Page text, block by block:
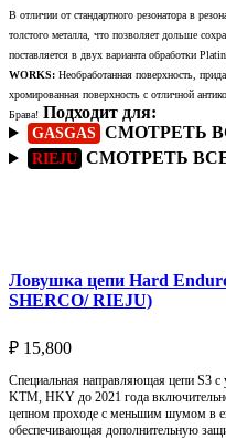
В отличии от стандартного резонатора в
толстого металла, что позволяет дольше
поставляется в двух варианта обработки
WORKS: Необработанная поверхность,
хромированная поверхность с отличной
Брава! Подходит для:
GASGAS СМОТРЕТЬ
RIEJU СМОТРЕТЬ
Ловушка цепи Hard
SHERCO/ RIEJU)
₽ 15,800
Специальная направляющая цепи S3
KTM, HKY до 2021 года
цепном проходе с меньшим шумом в
обеспечивающая дополнительную